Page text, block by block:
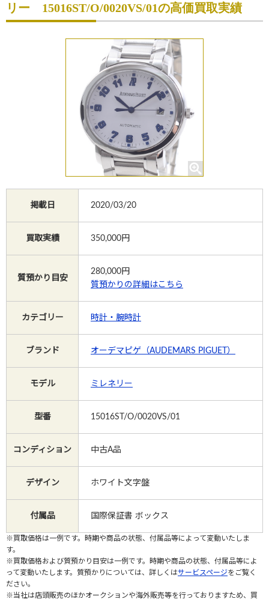
買取ブランド
お買物
質預かり
修理
電話で相談する
リー 15016ST/O/0020VS/01の高価買取実績
掲載日 2020/03/20
買取実績 350,000円
質預かり目安
280,000円
質預かりの詳細はこちら
カテゴリー 時計・腕時計
ブランド オーデマピゲ（AUDEMARS PIGUET）
モデル ミレネリー
型番 15016ST/O/0020VS/01
コンディション 中古A品
デザイン ホワイト文字盤
付属品 国際保証書 ボックス
※買取価格は一例です。時期や商品の状態、付属品等によって変動いたしま
す。
※買取価格および質預かり目安は一例です。時期や商品の状態、付属品等によ
って変動いたします。質預かりについては、詳しくはサービスページをご覧く
ださい。
※当社は店頭販売のほかオークションや海外販売等を行っておりますため、買